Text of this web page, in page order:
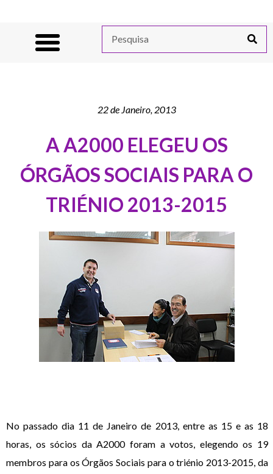
22 de Janeiro, 2013
A A2000 ELEGEU OS
ÓRGÃOS SOCIAIS PARA O
TRIÉNIO 2013-2015
No passado dia 11 de Janeiro de 2013, entre as 15 e as 18
horas, os sócios da A2000 foram a votos, elegendo os 19
membros para os Órgãos Sociais para o triénio 2013-2015, da